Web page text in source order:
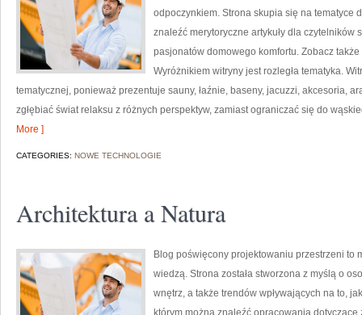
odpoczynkiem. Strona skupia się na tematyce
znaleźć merytoryczne artykuły dla czytelników
pasjonatów domowego komfortu. Zobacz
Wyróżnikiem witryny jest rozległa tematyka.
tematycznej, ponieważ prezentuje sauny, łaźnie, baseny, jacuzzi, akcesoria,
zgłębiać świat relaksu z różnych perspektyw, zamiast ograniczać się do
More ]
CATEGORIES: NOWE TECHNOLOGIE
Architektura a Natura
Blog poświęcony projektowaniu przestrzeni to
wiedzą. Strona została stworzona z myślą o
wnętrz, a także trendów wpływających na to,
którym można znaleźć opracowania